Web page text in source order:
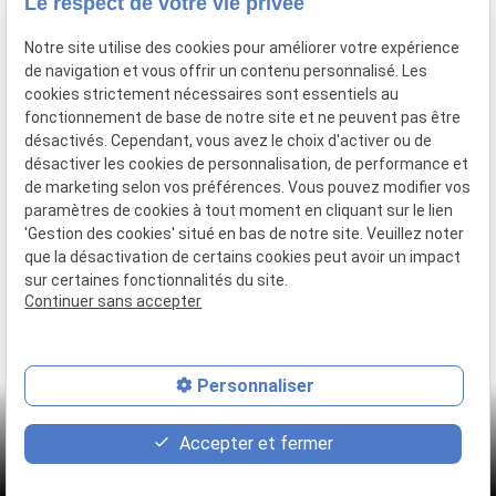
09:00 - 18:00
Les artefacts du Xème siècle
La Forge
Coutellerie
Mentions légales
place
Plan d'accès
contact_page
Contact
phone
02 580 13 38
Notre site utilise des cookies pour améliorer votre expérience
de navigation et vous offrir un contenu personnalisé. Les
cookies strictement nécessaires sont essentiels au
fonctionnement de base de notre site et ne peuvent pas être
désactivés. Cependant, vous avez le choix d'activer ou de
désactiver les cookies de personnalisation, de performance et
de marketing selon vos préférences. Vous pouvez modifier vos
paramètres de cookies à tout moment en cliquant sur le lien
'Gestion des cookies' situé en bas de notre site. Veuillez noter
que la désactivation de certains cookies peut avoir un impact
sur certaines fonctionnalités du site.
Continuer sans accepter
Personnaliser
Accepter et fermer